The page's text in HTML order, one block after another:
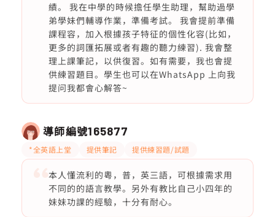
績。 我在中學的時候擔任學生助理，幫助過學
弟學妹們輔導作業，準備考試。 我會提前準備
課程容，加入根據孩子特征的個性化容(比如，
更多的詞匯拓展或者有趣的聽力練習). 我會整
理上課筆記，以供復習。如有需要，我也會提
供練習題目。學生也可以在WhatsApp 上向我
提问我都會心解答~
導師編號165877
*全英語上堂 提供筆記 提供練習題/試題
本人懂流利的粵，普，英三語，可根據需求用
不同的的語言教學。另外有教比自己小四年的
妹妹功課的經驗，十分有耐心。